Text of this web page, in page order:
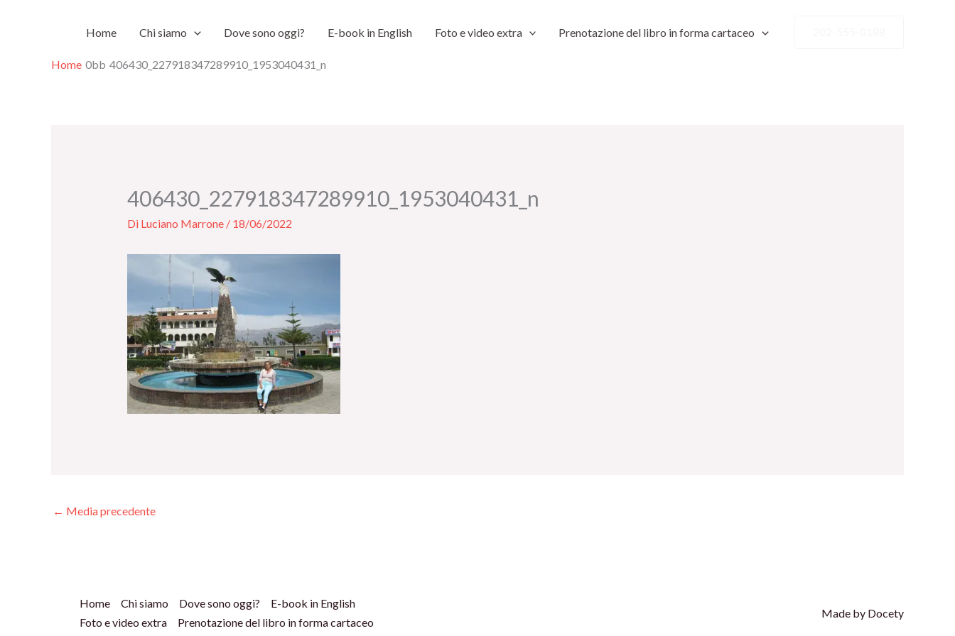
Home Chi siamo Dove sono oggi? E-book in English Foto e video extra Prenotazione del libro in forma cartaceo
Home 406430_227918347289910_1953040431_n
406430_227918347289910_1953040431_n
Di Luciano Marrone / 18/06/2022
← Media precedente
Home Chi siamo Dove sono oggi?
E-book in English
Foto e video extra
Prenotazione del libro in forma cartaceo
Made by Docety